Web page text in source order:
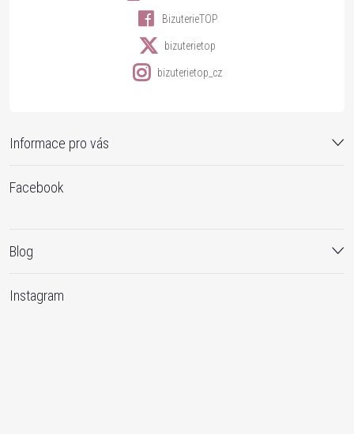
Informace pro vás
BizuterieTOP
bizuterietop
bizuterietop_cz
Facebook
Blog
Instagram